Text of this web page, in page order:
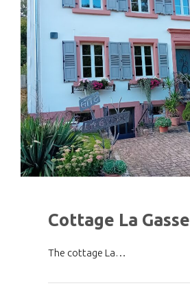
Cottage La Gasse
The cottage La…